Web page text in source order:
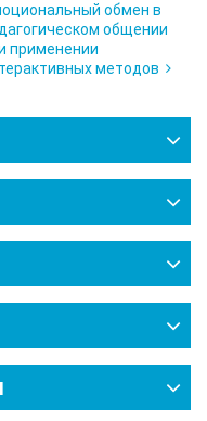
обмен в
общении
применении
методов